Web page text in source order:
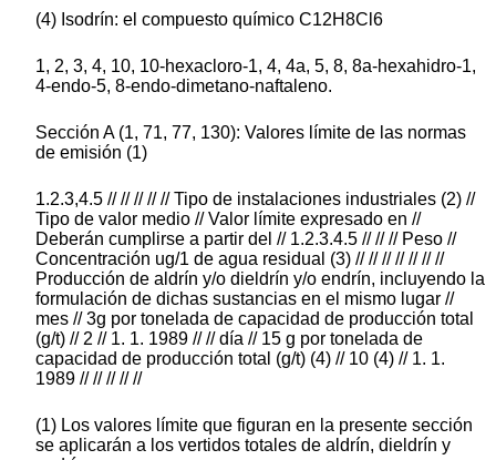
(4) Isodrín: el compuesto químico C12H8Cl6
1, 2, 3, 4, 10, 10-hexacloro-1, 4, 4a, 5, 8, 8a-hexahidro-1,
4-endo-5, 8-endo-dimetano-naftaleno.
Sección A (1, 71, 77, 130): Valores límite de las normas
de emisión (1)
1.2.3,4.5 // // // // // Tipo de instalaciones industriales (2) //
Tipo de valor medio // Valor límite expresado en //
Deberán cumplirse a partir del // 1.2.3.4.5 // // // Peso //
Concentración ug/1 de agua residual (3) // // // // // // //
Producción de aldrín y/o dieldrín y/o endrín, incluyendo la
formulación de dichas sustancias en el mismo lugar //
mes // 3g por tonelada de capacidad de producción total
(g/t) // 2 // 1. 1. 1989 // // día // 15 g por tonelada de
capacidad de producción total (g/t) (4) // 10 (4) // 1. 1.
1989 // // // // //
(1) Los valores límite que figuran en la presente sección
se aplicarán a los vertidos totales de aldrín, dieldrín y